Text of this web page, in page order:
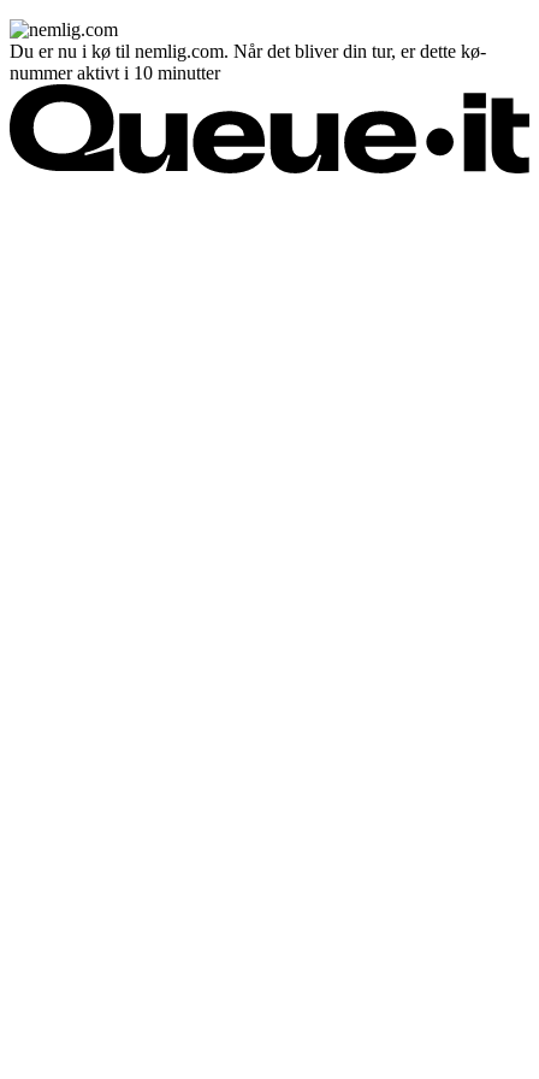
Du er nu i kø til nemlig.com. Når det bliver din tur, er dette kø-
nummer aktivt i 10 minutter